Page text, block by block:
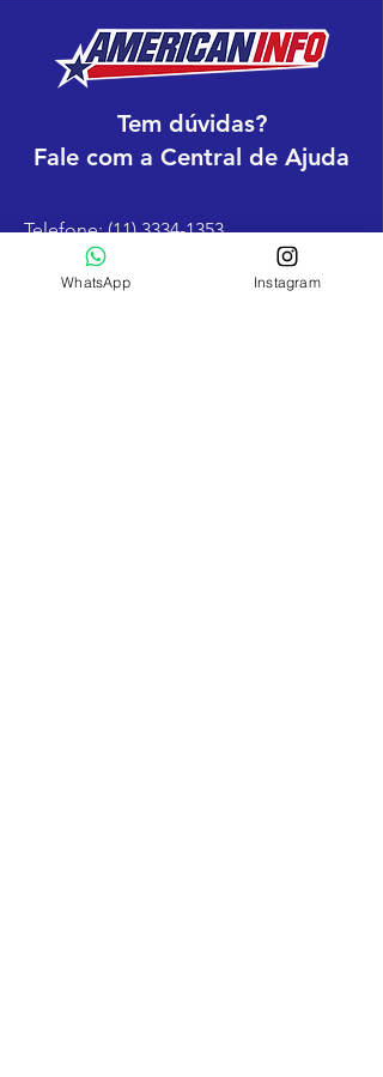
Tem dúvidas?
Fale com a Central de Ajuda
Telefone:(11) 3334-1353
contato@americaninfo.com.br
WhatsApp Instagram